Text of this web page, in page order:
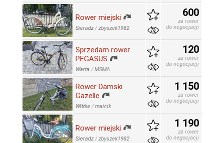
Rower miejski
Sieradz /zbyszek1982
600
za rower
do negocjacji
Sprzedam rower
PEGASUS
Warta /MSMA
120
za rower
do negocjacji
Rower Damski
Gazelle
Witów /maicik
1 150
za rower
do negocjacji
Rower miejski
Sieradz /zbyszek1982
1 190
za rower
do negocjacji